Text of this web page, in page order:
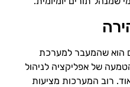
הוא שהמעבר למערכת
של אפליקציה לניהול
רוב המערכות מציעות